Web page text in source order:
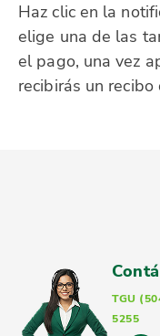
Haz clic en la
elige una de las
el pago, una vez
recibirás un
TGU
5255